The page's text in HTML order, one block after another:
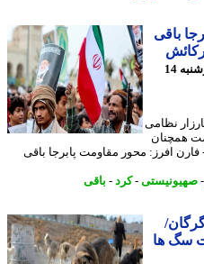
9 ساعت پیش - چهارشنبه 14
نظامی
محور مقاومت پابرجا باقی
-کرد-باقی
ها